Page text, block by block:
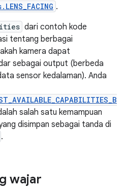
.
dari contoh kode
tentang berbagai
kamera dapat
sebagai output (berbeda
sensor kedalaman). Anda
salah satu kemampuan
disimpan sebagai tanda di
.
wajar